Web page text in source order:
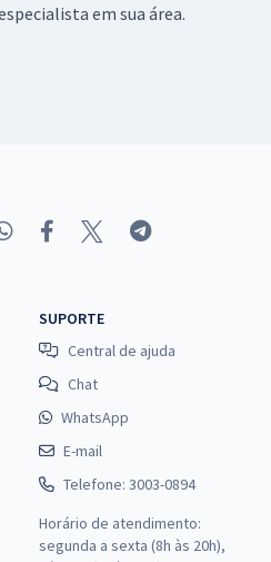
em sua área.
SUPORTE
Central de ajuda
Chat
WhatsApp
E-mail
Telefone: 3003-0894
Horário de atendimento:
segunda a sexta (8h às 20h),